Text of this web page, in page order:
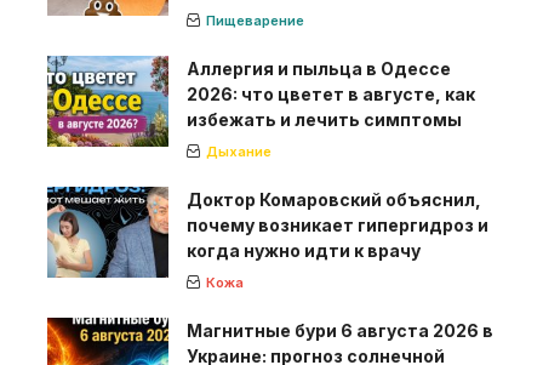
Пищеварение
Аллергия и пыльца в Одессе
2026: что цветет в августе, как
избежать и лечить симптомы
Дыхание
Доктор Комаровский объяснил,
почему возникает гипергидроз и
когда нужно идти к врачу
Кожа
Магнитные бури 6 августа 2026 в
Украине: прогноз солнечной